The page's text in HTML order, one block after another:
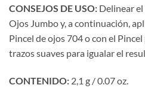
CONSEJOS DE USO: Delinear
Ojos Jumbo y, a continuación,
Pincel de ojos 704 o con el
trazos suaves para igualar el
CONTENIDO: 2,1 g / 0.07 oz.